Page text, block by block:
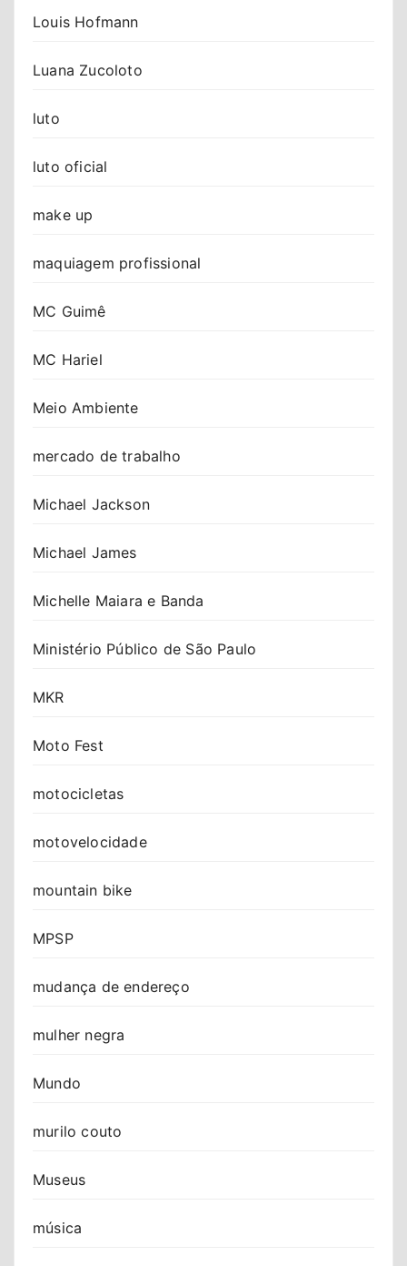
Louis Hofmann
Luana Zucoloto
luto
luto oficial
make up
maquiagem profissional
MC Guimê
MC Hariel
Meio Ambiente
mercado de trabalho
Michael Jackson
Michael James
Michelle Maiara e Banda
Ministério Público de São Paulo
MKR
Moto Fest
motocicletas
motovelocidade
mountain bike
MPSP
mudança de endereço
mulher negra
Mundo
murilo couto
Museus
música